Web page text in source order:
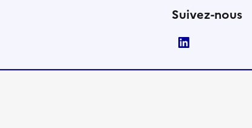
Suivez-nous